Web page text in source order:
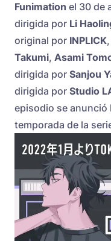
Funimation el 30 de
dirigida por Li
original por INPLICK
Takumi, Asami
dirigida por Sanjou
dirigida por Studio
episodio se anunció
temporada de la